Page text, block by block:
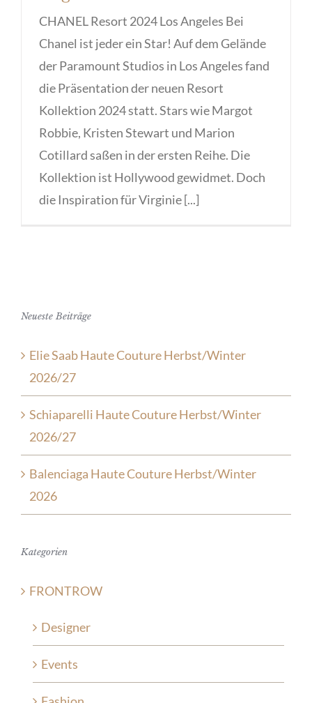
CHANEL Resort 2024 Los Angeles Bei
Chanel ist jeder ein Star! Auf dem Gelände
der Paramount Studios in Los Angeles fand
die Präsentation der neuen Resort
Kollektion 2024 statt. Stars wie Margot
Robbie, Kristen Stewart und Marion
Cotillard saßen in der ersten Reihe. Die
Kollektion ist Hollywood gewidmet. Doch
die Inspiration für Virginie [...]
Neueste Beiträge
Elie Saab Haute Couture Herbst/Winter
2026/27
Schiaparelli Haute Couture Herbst/Winter
2026/27
Balenciaga Haute Couture Herbst/Winter
2026
Kategorien
FRONTROW
Designer
Events